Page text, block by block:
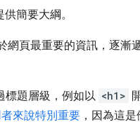
簡要大綱。
網頁最重要的資訊，逐漸
標題層級，例如以 <h1>
來說特別重要 ，因為這